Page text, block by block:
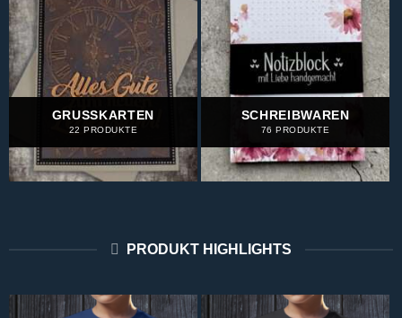
GRUSSKARTEN
22 PRODUKTE
SCHREIBWAREN
76 PRODUKTE
PRODUKT HIGHLIGHTS